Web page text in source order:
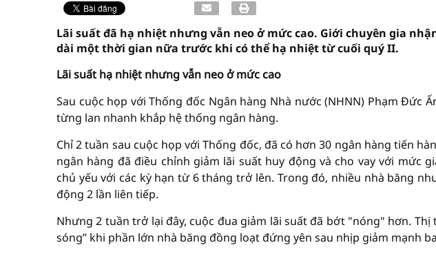
Lãi suất đã hạ nhiệt nhưng vẫn neo ở mức cao. Giới chuyên gia
dài một thời gian nữa trước khi có thể hạ nhiệt từ cuối quý II.
Lãi suất hạ nhiệt nhưng vẫn neo ở mức cao
Sau cuộc họp với Thống đốc Ngân hàng Nhà nước (NHNN) Phạm Đức
từng lan nhanh khắp hệ thống ngân hàng.
Chỉ 2 tuần sau cuộc họp với Thống đốc, đã có hơn 30 ngân hàng tiến
ngân hàng đã điều chỉnh giảm lãi suất huy động và cho vay với mức
chủ yếu với các kỳ hạn từ 6 tháng trở lên. Trong đó, nhiều nhà băng
động 2 lần liên tiếp.
Nhưng 2 tuần trở lại đây, cuộc đua giảm lãi suất đã bớt "nóng" hơn.
sóng” khi phần lớn nhà băng đồng loạt đứng yên sau nhịp giảm mạnh